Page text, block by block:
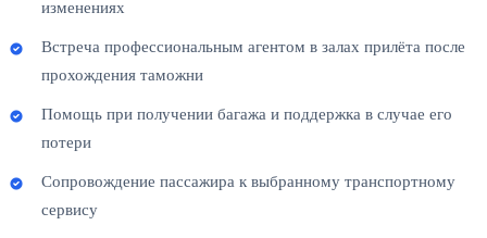
изменениях
Встреча профессиональным агентом в залах прилёта после
прохождения таможни
Помощь при получении багажа и поддержка в случае его
потери
Сопровождение пассажира к выбранному транспортному
сервису